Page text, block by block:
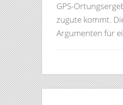
GPS-
zugute kommt.
Argumenten für